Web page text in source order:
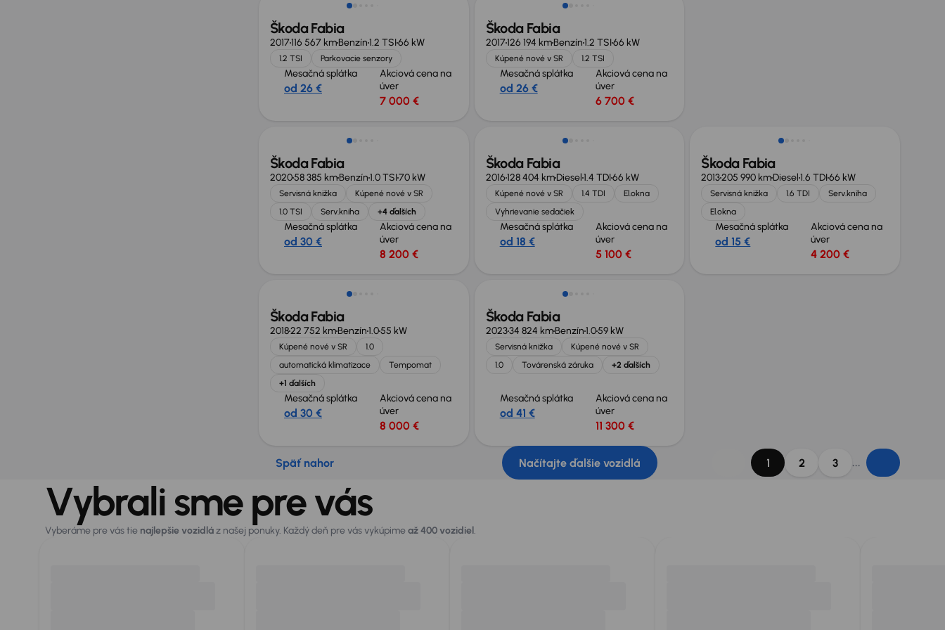
Škoda Fabia
2017116 567 kmBenzín1.2 TSI66 kW
1.2 TSI Parkovacie senzory
Mesačná splátka
od 26 €
Akciová cena na
úver
7 000 €
Škoda Fabia
2017126 194 kmBenzín1.2 TSI66 kW
Kúpené nové v SR 1.2 TSI
Mesačná splátka
od 26 €
Akciová cena na
úver
6 700 €
Škoda Fabia
202058 385 kmBenzín1.0 TSI70 kW
Servisná knižka
Kúpené nové v SR
1.0 TSI
Serv.kniha +4 ďalších
Mesačná splátka
od 30 €
Akciová cena na
úver
8 200 €
Škoda Fabia
2016128 404 kmDiesel1.4 TDI66 kW
Kúpené nové v SR 1.4 TDI
El.okna
Vyhrievanie sedačiek
Mesačná splátka
od 18 €
Akciová cena na
úver
5 100 €
Škoda Fabia
2013205 990 kmDiesel1.6 TDI66 kW
Servisná knižka 1.6 TDI
Serv.kniha
El.okna
Mesačná splátka
od 15 €
Akciová cena na
úver
4 200 €
Škoda Fabia
201822 752 kmBenzín1.055 kW
Kúpené nové v SR
1.0
automatická klimatizace
Tempomat
+1 ďalších
Mesačná splátka
od 30 €
Akciová cena na
úver
8 000 €
Škoda Fabia
202334 824 kmBenzín1.059 kW
Servisná knižka
Kúpené nové v SR
1.0
Továrenská záruka +2 ďalších
Mesačná splátka
od 41 €
Akciová cena na
úver
11 300 €
Späť nahor Načítajte ďalšie vozidlá 1 2 3 ...
Vybrali sme pre vás
Vyberáme pre vás tie najlepšie vozidláz našej ponuky. Každý deň pre vás vykúpimeaž 400 vozidiel.